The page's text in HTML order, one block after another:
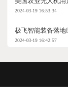
2024-03-19 16:53:34
极飞智能装备落
2024-03-19 16:42:57